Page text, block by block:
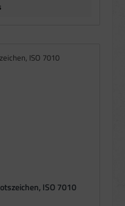
ISO 7010